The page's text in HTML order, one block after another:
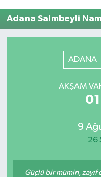
Adana Saimbeyli
ADANA
AKŞAM
9
26
Güçlü bir mümin, zayıf
Dünya
Gündem
Tüm Manşetler
Haber Arşivi